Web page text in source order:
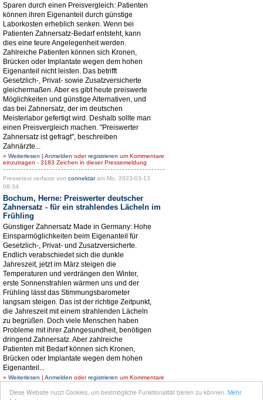
Diese Website nutzt Cookies, um bestmögliche Funktionalität bieten zu können. Mehr
Sparen durch einen Preisvergleich: Patienten
können ihren Eigenanteil durch günstige
Laborkosten erheblich senken. Wenn bei
Patienten Zahnersatz-Bedarf entsteht, kann
dies eine teure Angelegenheit werden.
Zahlreiche Patienten können sich Kronen,
Brücken oder Implantate wegen dem hohen
Eigenanteil nicht leisten. Das betrifft
Gesetzlich-, Privat- sowie Zusatzversicherte
gleichermaßen. Aber es gibt heute preiswerte
Möglichkeiten und günstige Alternativen, und
das bei Zahnersatz, der im deutschen
Meisterlabor gefertigt wird. Deshalb sollte man
einen Preisvergleich machen. "Preiswerter
Zahnersatz ist gefragt", beschreiben
Zahnärzte...
» Weiterlesen | Anmelden oderregistrieren um Kommentare
einzutragen - 3183 Zeichen in dieser Pressemeldung
Pressetext verfasst von connektaram Mo, 2023-03-13
08:34.
Bochum, Herne: Preiswerter deutscher
Zahnersatz - für ein strahlendes Lächeln im
Frühling
Günstiger Zahnersatz Made in Germany: Hohe
Einsparmöglichkeiten beim Eigenanteil für
Gesetzlich-, Privat- und Zusatzversicherte.
Endlich verabschiedet sich die dunkle
Jahreszeit, jetzt im März steigen die
Temperaturen und verdrängen den Winter,
erste Sonnenstrahlen wärmen uns und der
Frühling lässt das Stimmungsbarometer
langsam steigen. Das ist der richtige Zeitpunkt,
die Jahreszeit mit einem strahlenden Lächeln
zu begrüßen. Doch viele Menschen haben
Probleme mit ihrer Zahngesundheit, benötigen
dringend Zahnersatz. Aber zahlreiche
Patienten mit Bedarf können sich Kronen,
Brücken oder Implantate wegen dem hohen
Eigenanteil...
» Weiterlesen | Anmelden oderregistrieren um Kommentare
einzutragen - 2989 Zeichen in dieser Pressemeldung